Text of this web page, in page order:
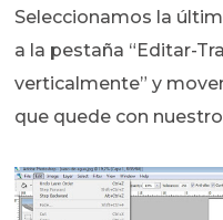
Seleccionamos la
a la pestaña “Editar-
verticalmente” y
que quede con